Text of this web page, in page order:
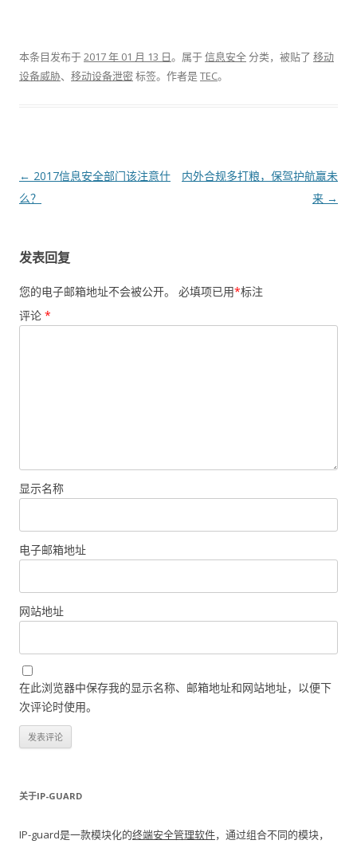
本条目发布于2017 年 01 月 13 日。属于信息安全分类，被贴了 移动
设备威胁、 移动设备泄密标签。 作者是TEC。
文章导航
← 2017信息安全部门该注意什
么？
内外合规多打粮，保驾护航赢未
来 →
发表回复
您的电子邮箱地址不会被公开。 必填项已用*标注
评论 *
显示名称
电子邮箱地址
网站地址
在此浏览器中保存我的显示名称、邮箱地址和网站地址，以便下
次评论时使用。
关于IP-GUARD
IP-guard是一款模块化的终端安全管理软件，通过组合不同的模块，